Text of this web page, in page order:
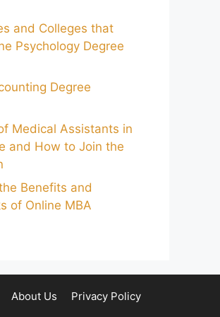
and Colleges that
Psychology Degree
Degree
Medical Assistants in
and How to Join the
Benefits and
of Online MBA
About Us Privacy Policy